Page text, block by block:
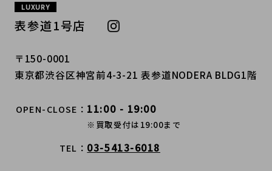
LUXURY
表参道1号店
〒150-0001
東京都渋谷区神宮前4-3-21 表参道NODERA BLDG1階
OPEN-CLOSE 11:00 - 19:00
※買取受付は19:00まで
TEL 03-5413-6018